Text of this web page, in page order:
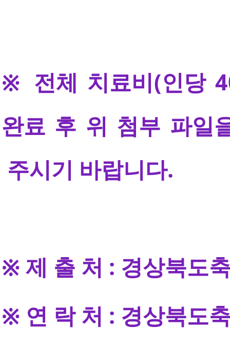
※ 전체 치료비(인당
완료 후 위 첨부 파일
주시기 바랍니다.
※ 제 출 처 : 경상북도
※ 연 락 처 : 경상북도